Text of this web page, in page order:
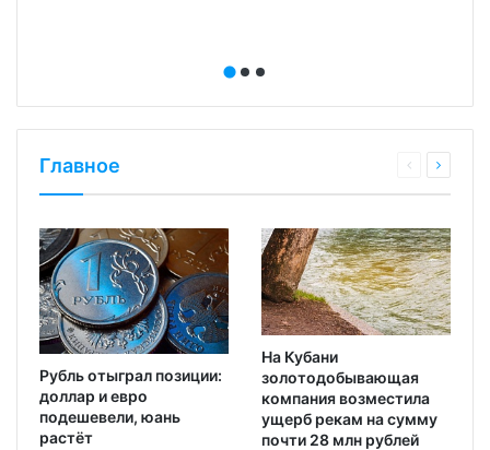
Главное
Рубль отыграл позиции:
доллар и евро
подешевели, юань
растёт
На Кубани
золотодобывающая
компания возместила
ущерб рекам на сумму
почти 28 млн рублей